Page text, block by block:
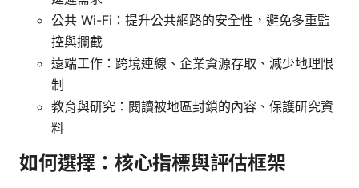
公共 Wi-Fi：提升公共網路的安全性，避免多重監
控與攔截
遠端工作：跨境連線、企業資源存取、減少地理限
制
教育與研究：閱讀被地區封鎖的內容、保護研究資
料
如何選擇：核心指標與評估框架